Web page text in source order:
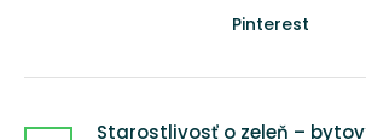
Pinterest
Starostlivosť o zeleň –